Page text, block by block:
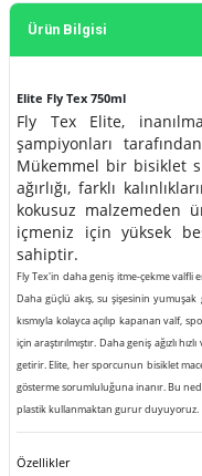
Ürün Bilgisi
Elite Fly Tex 750ml
Fly Tex Elite,
şampiyonları
Mükemmel bir bisiklet
ağırlığı, farklı
kokusuz malzemeden
içmeniz için yüksek
sahiptir.
Fly Tex'in daha geniş itme-çekme valfli
Daha güçlü akış, su şişesinin yumuşak
kısmıyla kolayca açılıp kapanan valf,
için araştırılmıştır. Daha geniş ağızlı
getirir. Elite, her sporcunun bisiklet
gösterme sorumluluğuna inanır. Bu
plastik kullanmaktan gurur duyuyoruz.
Özellikler